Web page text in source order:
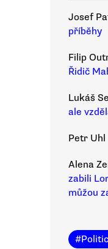
Josef
příběhy
Filip
Řidič
Lukáš
ale
Petr Uhl
Alena
zabili
můžou
#